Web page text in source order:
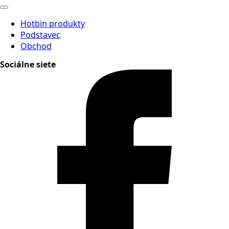
Hotbin produkty
Podstavec
Obchod
Sociálne siete